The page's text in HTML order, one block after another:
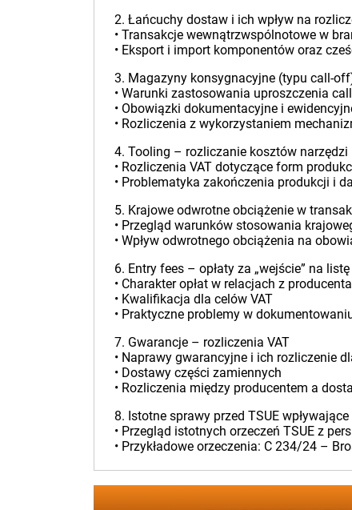
2. Łańcuchy dostaw i ich wpływ na
• Transakcje wewnątrzwspólnotowe w
• Eksport i import komponentów oraz
3. Magazyny konsygnacyjne (typu call-
• Warunki zastosowania uproszczenia
• Obowiązki dokumentacyjne i
• Rozliczenia z wykorzystaniem
4. Tooling – rozliczanie kosztów narzędzi
• Rozliczenia VAT dotyczące form
• Problematyka zakończenia produkcji i
5. Krajowe odwrotne obciążenie w
• Przegląd warunków stosowania
• Wpływ odwrotnego obciążenia na
6. Entry fees – opłaty za „wejście” na
• Charakter opłat w relacjach z
• Kwalifikacja dla celów VAT
• Praktyczne problemy w
7. Gwarancje – rozliczenia VAT
• Naprawy gwarancyjne i ich rozliczenie
• Dostawy części zamiennych
• Rozliczenia między producentem a
8. Istotne sprawy przed TSUE
• Przegląd istotnych orzeczeń TSUE z
• Przykładowe orzeczenia: C 234/24 –